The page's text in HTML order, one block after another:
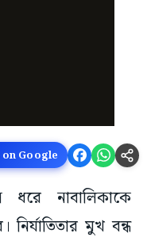
Google
ধরে নাবালিকাকে
নির্যাতিতার মুখ বন্ধ